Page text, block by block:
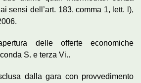
sensi dell’art. 183, comma 1, lett. l),
delle offerte economiche
S. e terza Vi..
dalla gara con provvedimento